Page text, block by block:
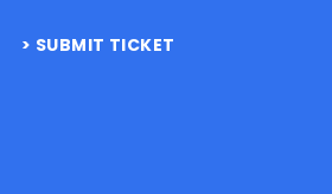
SUBMIT TICKET